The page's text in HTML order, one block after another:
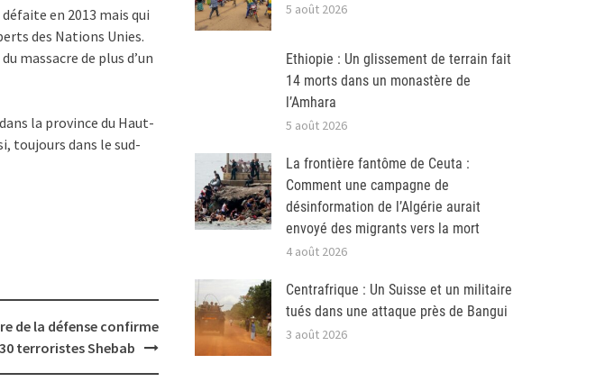
en 2013 mais qui
des Nations Unies.
massacre de plus d’un
la province du Haut-
toujours dans le sud-
de la défense confirme
terroristes Shebab
5 août 2026
Ethiopie : Un glissement de terrain fait
14 morts dans un monastère de
l’Amhara
5 août 2026
La frontière fantôme de Ceuta :
Comment une campagne de
désinformation de l’Algérie aurait
envoyé des migrants vers la mort
4 août 2026
Centrafrique : Un Suisse et un militaire
tués dans une attaque près de Bangui
3 août 2026